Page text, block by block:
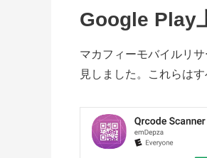
Google Play
マカフィーモバイルリ
見しました。これらは